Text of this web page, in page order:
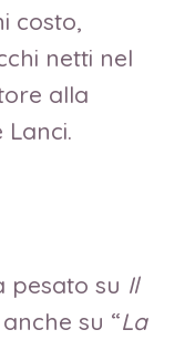
costo,
netti nel
alla
pesato su Il
su “La